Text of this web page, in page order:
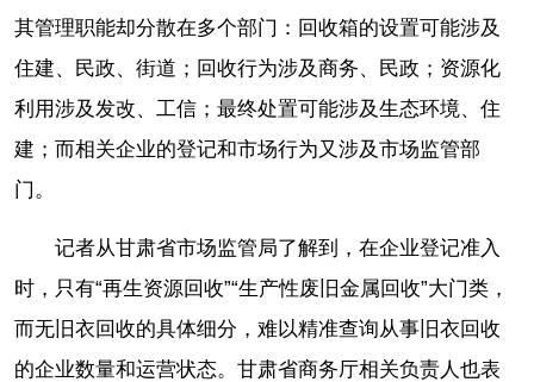
其管理职能却分散在多个部门：回收箱的设置可能涉及
住建、民政、街道；回收行为涉及商务、民政；资源化
利用涉及发改、工信；最终处置可能涉及生态环境、住
建；而相关企业的登记和市场行为又涉及市场监管部
门。
记者从甘肃省市场监管局了解到，在企业登记准入
时，只有“再生资源回收”“生产性废旧金属回收”大门类，
而无旧衣回收的具体细分，难以精准查询从事旧衣回收
的企业数量和运营状态。甘肃省商务厅相关负责人也表